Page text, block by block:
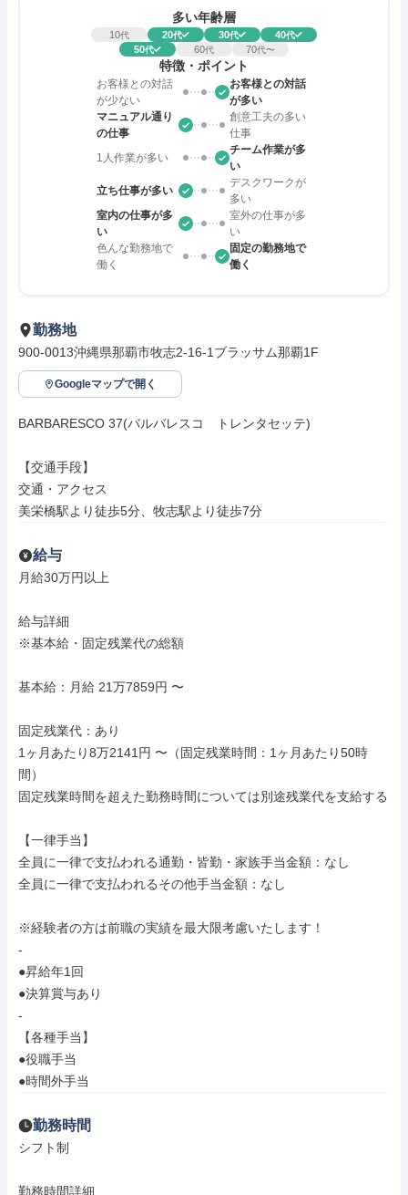
多い年齢層
10代 20代 30代 40代
50代 60代 70代〜
特徴・ポイント
お客様との対話
が少ない
お客様との対話
が多い
マニュアル通り
の仕事
創意工夫の多い
仕事
1人作業が多い
チーム作業が多
い
立ち仕事が多い
デスクワークが
多い
室内の仕事が多
い
室外の仕事が多
い
色んな勤務地で
働く
固定の勤務地で
働く
勤務地
900-0013沖縄県那覇市牧志2-16-1ブラッサム那覇1F
Googleマップで開く
BARBARESCO 37(バルバレスコ　トレンタセッテ)
【交通手段】
交通・アクセス
美栄橋駅より徒歩5分、牧志駅より徒歩7分
給与
月給30万円以上
給与詳細
※基本給・固定残業代の総額
基本給：月給 21万7859円 〜
固定残業代：あり
1ヶ月あたり8万2141円 〜（固定残業時間：1ヶ月あたり50時
間）
固定残業時間を超えた勤務時間については別途残業代を支給する
【一律手当】
全員に一律で支払われる通勤・皆勤・家族手当金額：なし
全員に一律で支払われるその他手当金額：なし
※経験者の方は前職の実績を最大限考慮いたします！
-
●昇給年1回
●決算賞与あり
-
【各種手当】
●役職手当
●時間外手当
勤務時間
シフト制
勤務時間詳細